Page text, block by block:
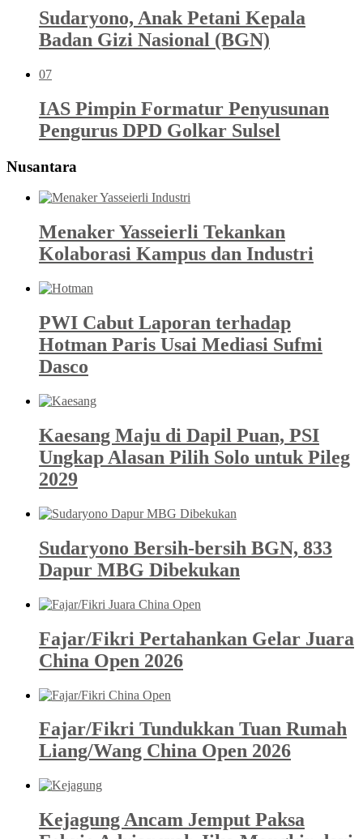
Sudaryono, Anak Petani Kepala
Badan Gizi Nasional (BGN)
07
IAS Pimpin Formatur Penyusunan
Pengurus DPD Golkar Sulsel
Nusantara
Menaker Yasseierli Tekankan
Kolaborasi Kampus dan Industri
PWI Cabut Laporan terhadap
Hotman Paris Usai Mediasi Sufmi
Dasco
Kaesang Maju di Dapil Puan, PSI
Ungkap Alasan Pilih Solo untuk Pileg
2029
Sudaryono Bersih-bersih BGN, 833
Dapur MBG Dibekukan
Fajar/Fikri Pertahankan Gelar Juara
China Open 2026
Fajar/Fikri Tundukkan Tuan Rumah
Liang/Wang China Open 2026
Kejagung Ancam Jemput Paksa